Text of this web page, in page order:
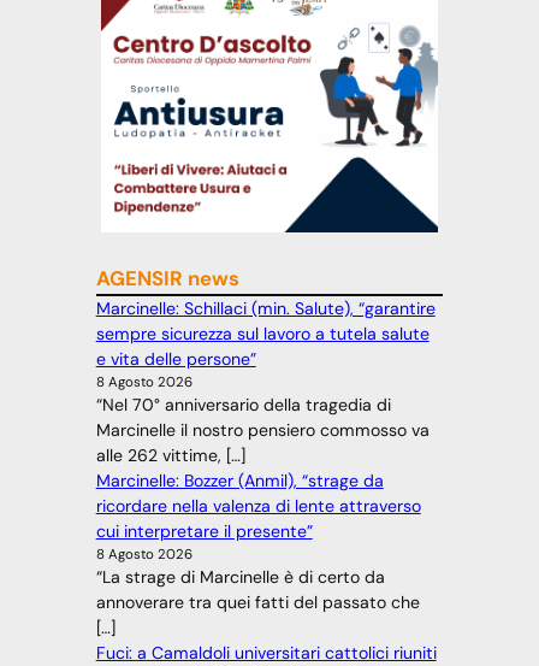
AGENSIR news
Marcinelle: Schillaci (min. Salute), “garantire
sempre sicurezza sul lavoro a tutela salute
e vita delle persone”
8 Agosto 2026
“Nel 70° anniversario della tragedia di
Marcinelle il nostro pensiero commosso va
alle 262 vittime, […]
Marcinelle: Bozzer (Anmil), “strage da
ricordare nella valenza di lente attraverso
cui interpretare il presente”
8 Agosto 2026
“La strage di Marcinelle è di certo da
annoverare tra quei fatti del passato che
[…]
Fuci: a Camaldoli universitari cattolici riuniti